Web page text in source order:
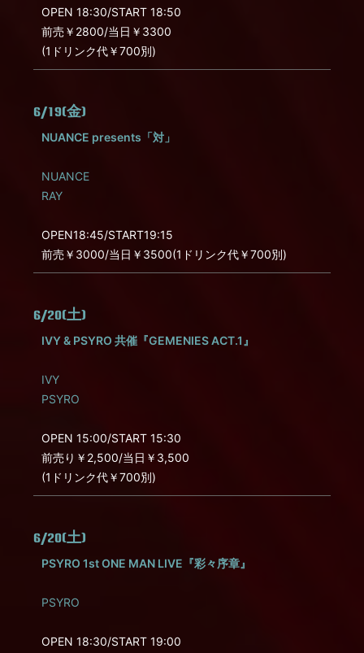
OPEN 18:30/START 18:50
前売￥2800/当日￥3300
(1ドリンク代￥700別)
6/19(金)
NUANCE presents「対」
NUANCE
RAY
OPEN18:45/START19:15
前売￥3000/当日￥3500(1ドリンク代￥700別)
6/20(土)
IVY & PSYRO 共催『GEMENIES ACT.1』
IVY
PSYRO
OPEN 15:00/START 15:30
前売り￥2,500/当日￥3,500
(1ドリンク代￥700別)
6/20(土)
PSYRO 1st ONE MAN LIVE『彩々序章』
PSYRO
OPEN 18:30/START 19:00